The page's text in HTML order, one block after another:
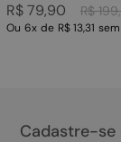
R$ 199,
R$79,90
Ou 6x de R$ 13,31
Cadastre-se